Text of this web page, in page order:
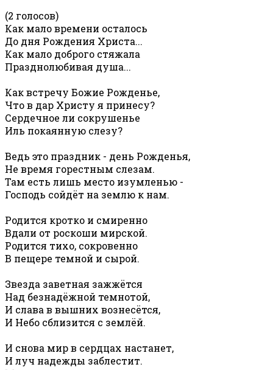
(2 голосов)
Как мало времени осталось
До дня Рождения Христа...
Как мало доброго стяжала
Празднолюбивая душа...
Как встречу Божие Рожденье,
Что в дар Христу я принесу?
Сердечное ли сокрушенье
Иль покаянную слезу?
Ведь это праздник - день Рожденья,
Не время горестным слезам.
Там есть лишь место изумленью -
Господь сойдёт на землю к нам.
Родится кротко и смиренно
Вдали от роскоши мирской.
Родится тихо, сокровенно
В пещере темной и сырой.
Звезда заветная зажжётся
Над безнадёжной темнотой,
И слава в вышних вознесётся,
И Небо сблизится с землёй.
И снова мир в сердцах настанет,
И луч надежды заблестит.